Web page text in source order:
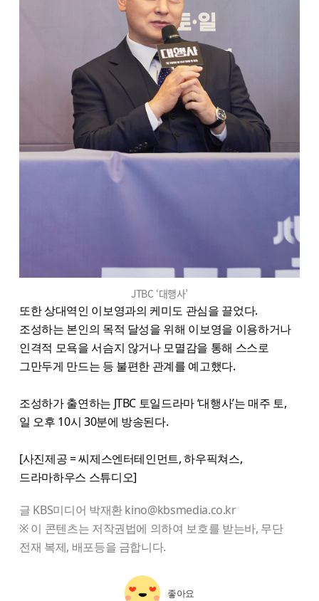
JTBC ‘대행사’
또한 상대역인 이보영과의 케미도 관심을 끌었다.
조성하는 본인의 목적 달성을 위해 이보영을 이용하거나
인격적 모욕을 서슴지 않거나 모멸감을 통해 스스로
그만두게 만드는 등 불편한 관계를 예고했다.
조성하가 출연하는 JTBC 토일드라마 ‘대행사’는 매주 토,
일 오후 10시 30분에 방송된다.
[사진제공 = 씨제스엔터테인먼트, 하우픽쳐스,
드라마하우스 스튜디오]
글 KBS미디어 박재환 kino@kbsmedia.co.kr
※ 이 콘텐츠는 저작권법에 의하여 보호를 받는바, 무단
전재 복제, 배포등을 금합니다.
좋아요